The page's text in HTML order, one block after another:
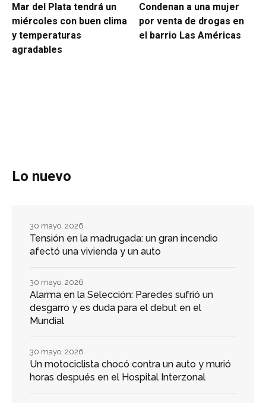
Mar del Plata tendrá un
miércoles con buen clima
y temperaturas
agradables
Condenan a una mujer
por venta de drogas en
el barrio Las Américas
Lo nuevo
Tensión en la madrugada: un gran incendio
afectó una vivienda y un auto
30 mayo, 2026
Alarma en la Selección: Paredes sufrió un
desgarro y es duda para el debut en el
Mundial
30 mayo, 2026
Un motociclista chocó contra un auto y murió
horas después en el Hospital Interzonal
30 mayo, 2026